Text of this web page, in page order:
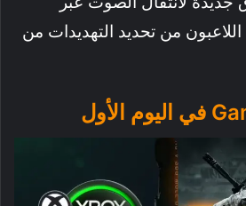
من تحديد التهديدات من